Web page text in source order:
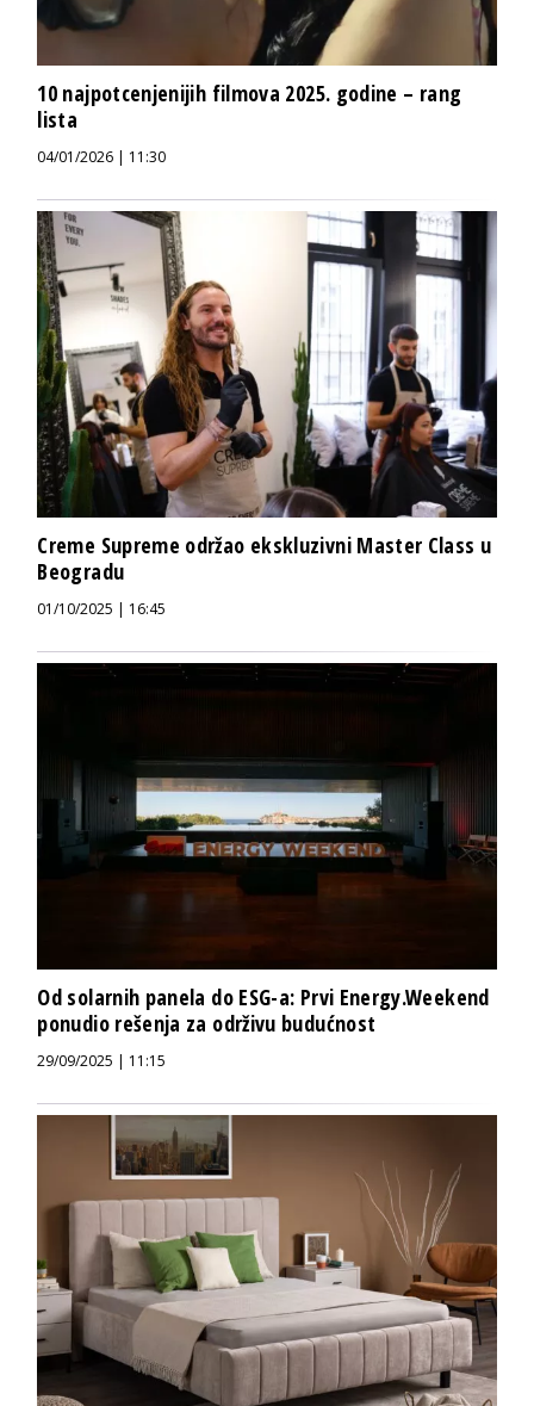
10 najpotcenjenijih filmova 2025. godine – rang
lista
04/01/2026 | 11:30
Creme Supreme održao ekskluzivni Master Class u
Beogradu
01/10/2025 | 16:45
Od solarnih panela do ESG-a: Prvi Energy.Weekend
ponudio rešenja za održivu budućnost
29/09/2025 | 11:15